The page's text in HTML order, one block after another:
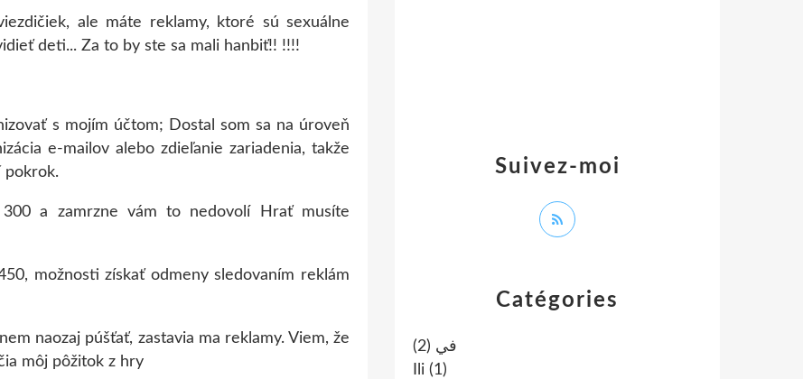
ale máte reklamy, ktoré sú sexuálne
deti... Za to by ste sa mali hanbiť!! !!!!
s mojím účtom; Dostal som sa na úroveň
e-mailov alebo zdieľanie zariadenia, takže
pokrok.
a zamrzne vám to nedovolí Hrať musíte
možnosti získať odmeny sledovaním reklám
naozaj púšťať, zastavia ma reklamy. Viem, že
môj pôžitok z hry
Catégories
في (2)
Ili (1)
Suivez-moi